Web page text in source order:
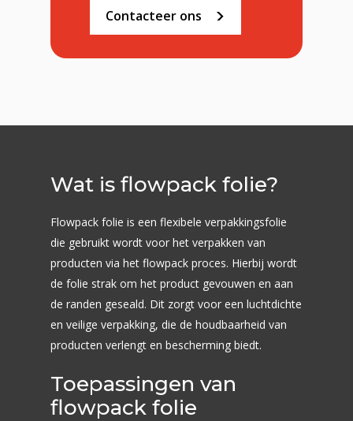
Contacteer ons
Wat is flowpack folie?
Flowpack folie is een flexibele verpakkingsfolie
die gebruikt wordt voor het verpakken van
producten via het flowpack proces. Hierbij wordt
de folie strak om het product gevouwen en aan
de randen geseald. Dit zorgt voor een luchtdichte
en veilige verpakking, die de houdbaarheid van
producten verlengt en bescherming biedt.
Toepassingen van
flowpack folie
Flexodrukkerij
Druktechnieken
Smart Digital Flexo
Traditioneel Flexo
Productieprocessen
Drukvoorbereiding
Flexodrukken
Marktsegmenten
Groente & fruit
Kaas
Vlees en Vleeswaren
Vis, Schaal- en
Foliesoorten
PE Polyethyleen
Barrière Polyethyleen
BOPP
Flowpack
VFFS
Portfolio